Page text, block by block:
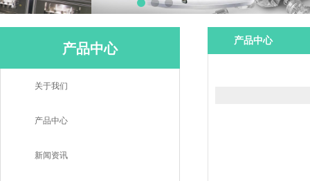
产品中心
关于我们
产品中心
新闻资讯
产品中心